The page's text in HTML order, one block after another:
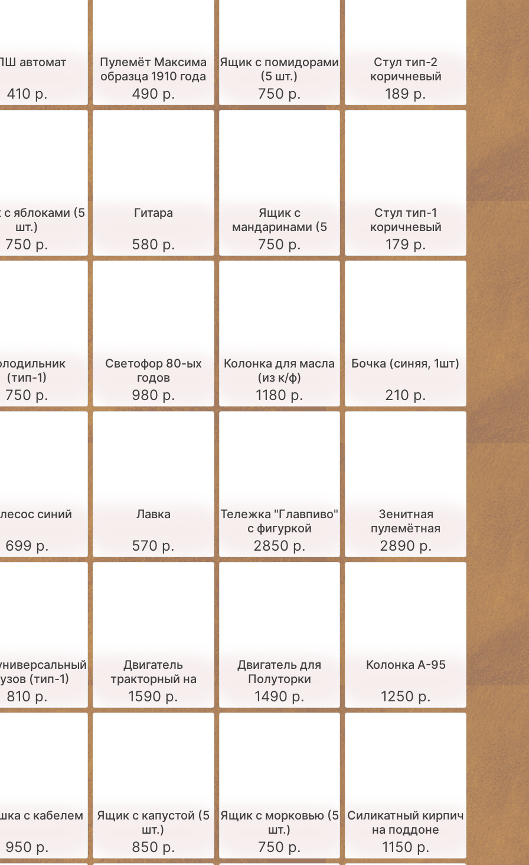
автомат
410 р.
Пулемёт Максима
образца 1910 года
(набор для сборки
1:35)
490 р.
Ящик c помидорами
(5 шт.)
750 р.
Стул тип-2
коричневый
189 р.
яблоками (5
шт.)
750 р.
Гитара
580 р.
Ящик c
мандаринами (5
шт.)
750 р.
Стул тип-1
коричневый
179 р.
(тип-1)
750 р.
Светофор 80-ых
годов
980 р.
Колонка для масла
(из к/ф)
1180 р.
Бочка (синяя, 1шт)
210 р.
синий
699 р.
Лавка
570 р.
Тележка "Главпиво"
с фигуркой
2850 р.
Зенитная
пулемётная
установка М4
образца 1931 года
2890 р.
(тип-1)
810 р.
Двигатель
тракторный на
поддоне (серый)
1590 р.
Двигатель для
Полуторки
1490 р.
Колонка А-95
1250 р.
с кабелем
950 р.
Ящик c капустой (5
шт.)
850 р.
Ящик c морковью (5
шт.)
750 р.
Силикатный кирпич
на поддоне
1150 р.